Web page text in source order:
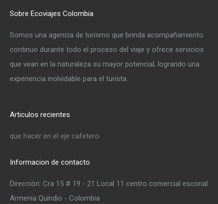
Sobre Ecoviajes Colombia
Somos una agencia de turismo que brinda acompañamiento
continuo durante todo el proceso del viaje y ofrece servicios
que vean en la naturaleza su mayor potencial, logrando una
experiencia inolvidable para el turista.
Articulos recientes
que hacer en el eje cafetero
Informacion de contacto
Dirección: Cra 15 # 19 - 21 Local 11 centro comercial escorial
Armenia Quindio - Colombia